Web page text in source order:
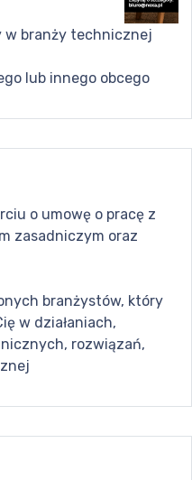
w branży technicznej
lub innego obcego
o umowę o pracę z
zasadniczym oraz
branżystów, który
w działaniach,
rozwiązań,